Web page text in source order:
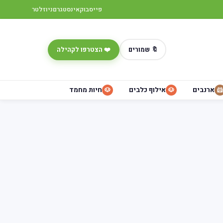
פייסבוקאינסטגרםניוזלטר
🔖 שמורים ❤️ הצטרפו לקהילה
🐹 ארנבים 🐶 אילוף כלבים 🐶 חיות מחמד